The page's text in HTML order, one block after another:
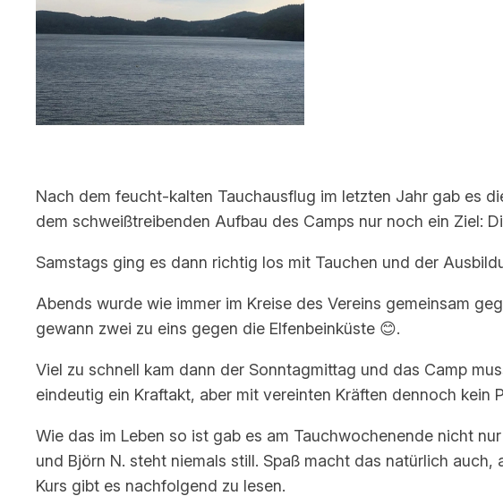
Nach dem feucht-kalten Tauchausflug im letzten Jahr gab es
dem schweißtreibenden Aufbau des Camps nur noch ein Ziel:
Samstags ging es dann richtig los mit Tauchen und der
Abends wurde wie immer im Kreise des Vereins gemeinsam
gewann zwei zu eins gegen die Elfenbeinküste 😊.
Viel zu schnell kam dann der Sonntagmittag und das Camp
eindeutig ein Kraftakt, aber mit vereinten Kräften dennoch kein
Wie das im Leben so ist gab es am Tauchwochenende nicht
und Björn N. steht niemals still. Spaß macht das natürlich
Kurs gibt es nachfolgend zu lesen.